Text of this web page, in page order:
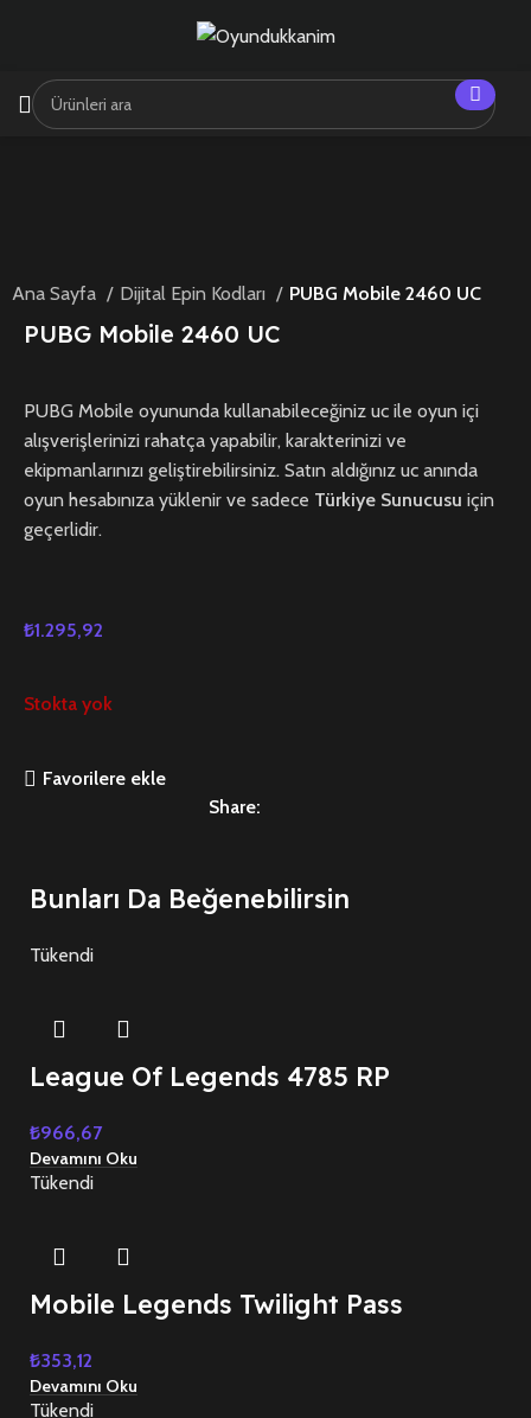
Ana Sayfa Dijital Epin Kodları PUBG Mobile 2460 UC
PUBG Mobile 2460 UC
PUBG Mobile oyununda kullanabileceğiniz uc ile oyun içi
alışverişlerinizi rahatça yapabilir, karakterinizi ve
ekipmanlarınızı geliştirebilirsiniz. Satın aldığınız uc anında
oyun hesabınıza yüklenir ve sadece Türkiye Sunucusu için
geçerlidir.
₺1.295,92
Stokta yok
Favorilere ekle
Share:
Bunları Da Beğenebilirsin
Tükendi
League Of Legends 4785 RP
₺966,67
Devamını Oku
Tükendi
Mobile Legends Twilight Pass
₺353,12
Devamını Oku
Tükendi